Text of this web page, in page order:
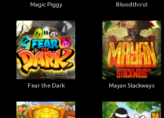
Magic Piggy Bloodthirst
Fear the Dark Mayan Stackways